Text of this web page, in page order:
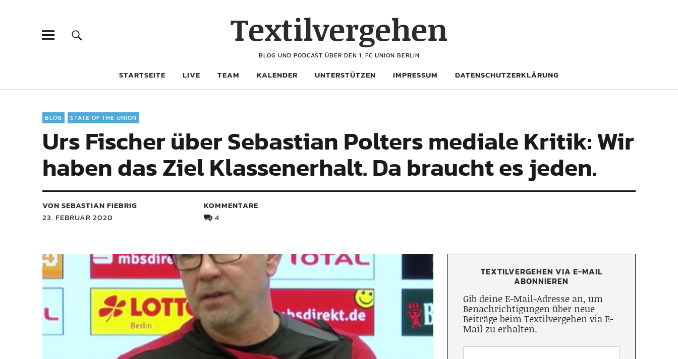
Textilvergehen
BLOG UND PODCAST ÜBER DEN 1. FC UNION BERLIN
STARTSEITE LIVE TEAM KALENDER UNTERSTÜTZEN IMPRESSUM DATENSCHUTZERKLÄRUNG
BLOG STATE OF THE UNION
Urs Fischer über Sebastian Polters mediale Kritik: Wir
haben das Ziel Klassenerhalt. Da braucht es jeden.
VON SEBASTIAN FIEBRIG
23. FEBRUAR 2020
KOMMENTARE
4
TEXTILVERGEHEN VIA E-MAIL
ABONNIEREN
Gib deine E-Mail-Adresse an, um
Benachrichtigungen über neue
Beiträge beim Textilvergehen via E-
Mail zu erhalten.